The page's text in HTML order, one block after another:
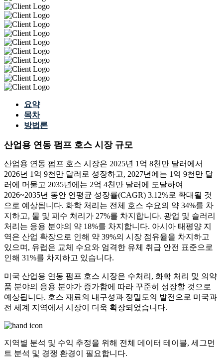
요약
목차
방법론
산업용 연동 펌프 호스 시장 규모
산업용 연동 펌프 호스 시장은 2025년 1억 8천만 달러에서
2026년 1억 9천만 달러로 성장하고, 2027년에는 1억 9천만 달
러에 머물고 2035년에는 2억 4천만 달러에 도달하여
2026~2035년 동안 연평균 성장률(CAGR) 3.12%로 확대될 것
으로 예상됩니다. 화학 처리는 전체 호스 수요의 약 34%를 차
지하고, 물 및 폐수 처리가 27%를 차지합니다. 광업 및 슬러리
처리는 응용 분야의 약 18%를 차지합니다. 아시아 태평양 지
역은 산업 확장으로 인해 약 39%의 시장 점유율을 차지하고
있으며, 유럽은 교체 수요와 엄격한 유체 취급 안전 표준으로
인해 31%를 차지하고 있습니다.
미국 산업용 연동 펌프 호스 시장은 수처리, 화학 처리 및 의약
품 분야의 응용 분야가 증가함에 따라 꾸준히 성장할 것으로
예상됩니다. 호스 재료의 내구성과 정밀도의 발전으로 미국과
전 세계 지역에서 시장이 더욱 확장되었습니다.
지역별 분석 및 수익 추정을 위해 전체 데이터 테이블, 세그먼
트 분석 및 경쟁 환경이 필요합니다.